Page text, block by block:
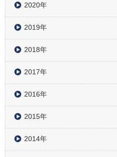
2020年
2019年
2018年
2017年
2016年
2015年
2014年